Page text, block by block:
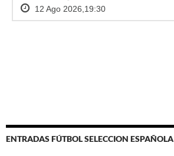
ENTRADAS FÚTBOL SELECCION ESPAÑOLA